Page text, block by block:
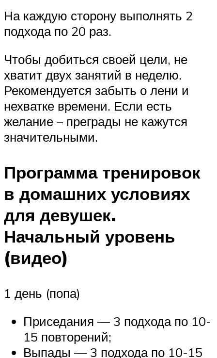
На каждую сторону выполнять 2
подхода по 20 раз.
Чтобы добиться своей цели, не
хватит двух занятий в неделю.
Рекомендуется забыть о лени и
нехватке времени. Если есть
желание – преграды не кажутся
значительными.
Программа тренировок
в домашних условиях
для девушек.
Начальный уровень
(видео)
1 день (попа)
Приседания — 3 подхода по 10-
15 повторений;
Выпады — 3 подхода по 10-15